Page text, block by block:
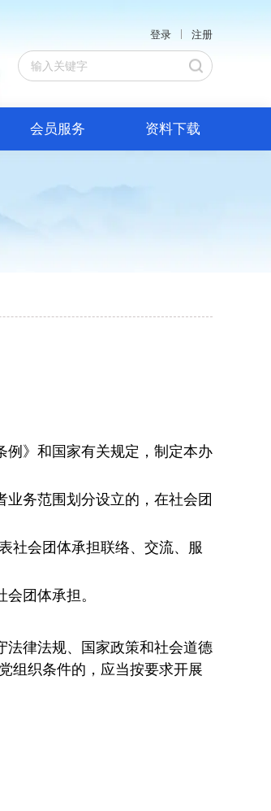
登录 注册
会员服务 资料下载
例》和国家有关规定，制定本办
务范围划分设立的，在社会团
社会团体承担联络、交流、服
团体承担。
法律法规、国家政策和社会道德
组织条件的，应当按要求开展